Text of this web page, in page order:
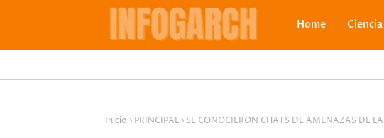
Home Ciencia
Inicio PRINCIPAL
SE CONOCIERON CHATS DE AMENAZAS DE